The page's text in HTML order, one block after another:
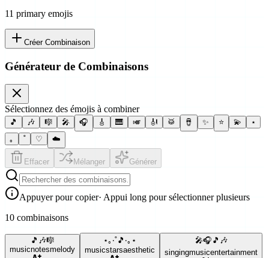
11 primary emojis
Créer Combinaison
Générateur de Combinaisons
Sélectionnez des émojis à combiner
🎵 🎶 🎼 🎤 🎧 🎸 🎹 🎺 🎻 🥁 🪘 ✨ ⭐ 💫
⋆
｡
˚ ♡ ☁️
Effacer Mélanger Générer
Appuyer pour copier· Appui long pour sélectionner plusieurs
10 combinaisons
🎵🎶🎼
musicnotesmelody
⋆｡‧˚🎵‧｡⋆
musicstarsaesthetic
🎤🎧🎵🎶
singingmusicentertainment